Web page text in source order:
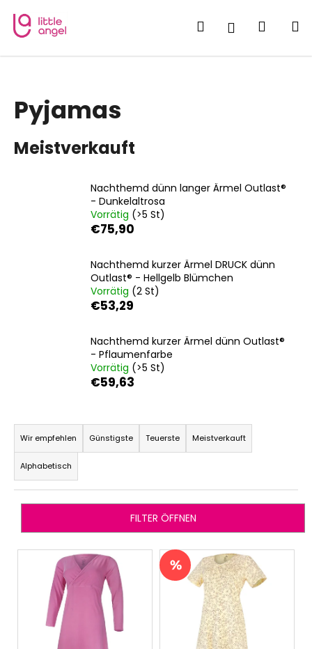
Inhalt
springen
SuchenLogin
Pyjamas
Meistverkauft
Nachthemd dünn langer Ärmel Outlast®
- Dunkelaltrosa
Vorrätig (>5 St)
€75,90
Nachthemd kurzer Ärmel DRUCK dünn
Outlast® - Hellgelb Blümchen
Vorrätig (2 St)
€53,29
Nachthemd kurzer Ärmel dünn Outlast®
- Pflaumenfarbe
Vorrätig (>5 St)
€59,63
P
o
d
u
s
Wir empfehlen Günstigste Teuerste Meistverkauft
Alphabetisch
FILTER ÖFFNEN
L
W
e
Zurück
zum
Zurück
zum
s
u
SUCHEN
W
r
e
m
p
e
h
SWEATHOSE